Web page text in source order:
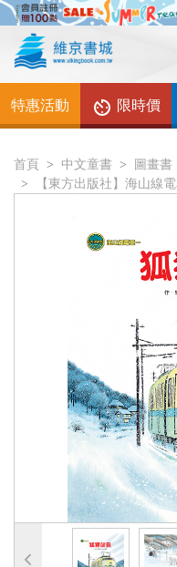
特惠活動 限時價
首頁 中文童書 圖畫書
【東方出版社】海山線